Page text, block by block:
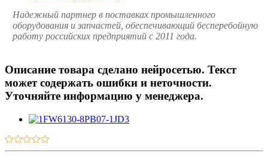
Надежный партнер в поставках промышленного
оборудования и запчастей, обеспечивающий бесперебойную
работу российских предприятий с 2011 года.
Описание товара сделано нейросетью. Текст
может содержать ошибки и неточности.
Уточняйте информацию у менеджера.